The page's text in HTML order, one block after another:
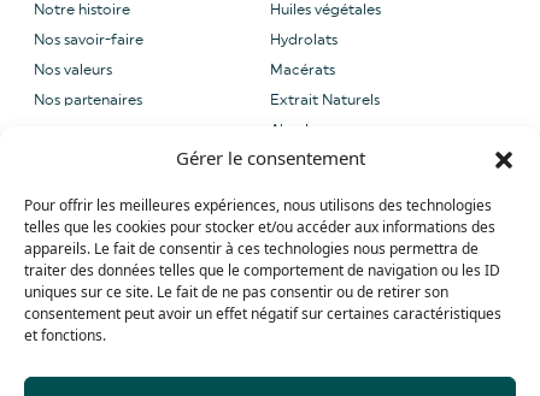
Gérer le consentement
Pour offrir les meilleures expériences, nous utilisons des technologies
telles que les cookies pour stocker et/ou accéder aux informations des
appareils. Le fait de consentir à ces technologies nous permettra de
traiter des données telles que le comportement de navigation ou les ID
uniques sur ce site. Le fait de ne pas consentir ou de retirer son
consentement peut avoir un effet négatif sur certaines caractéristiques
et fonctions.
Notre histoire
Nos savoir-faire
Nos valeurs
Nos partenaires
Huiles végétales
Hydrolats
Macérats
Extrait Naturels
Absolues
provence.com
Tel: +33 (0) 4 90 27 09 40
Whatsapp: +33 (0) 4 90 27 09 40